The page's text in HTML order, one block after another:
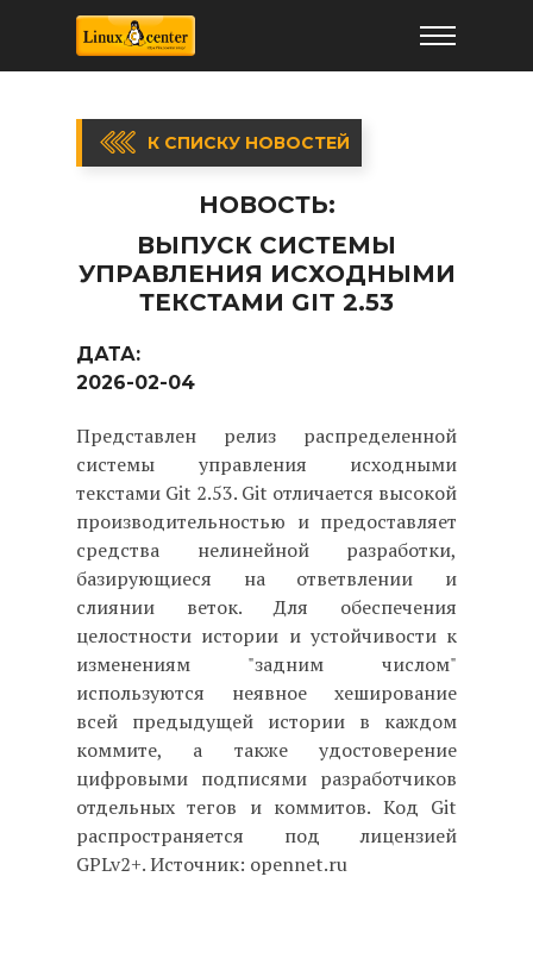
К СПИСКУ НОВОСТЕЙ
НОВОСТЬ:
ВЫПУСК СИСТЕМЫ
УПРАВЛЕНИЯ ИСХОДНЫМИ
ТЕКСТАМИ GIT 2.53
ДАТА:
2026-02-04
Представлен релиз распределенной
системы управления исходными
текстами Git 2.53. Git отличается высокой
производительностью и предоставляет
средства нелинейной разработки,
базирующиеся на ответвлении и
слиянии веток. Для обеспечения
целостности истории и устойчивости к
изменениям "задним числом"
используются неявное хеширование
всей предыдущей истории в каждом
коммите, а также удостоверение
цифровыми подписями разработчиков
отдельных тегов и коммитов. Код Git
распространяется под лицензией
GPLv2+. Источник: opennet.ru